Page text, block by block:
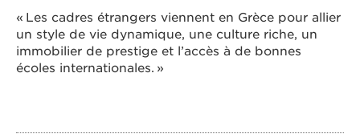
« Les cadres étrangers viennent en Grèce pour allier
un style de vie dynamique, une culture riche, un
immobilier de prestige et l’accès à de bonnes
écoles internationales. »